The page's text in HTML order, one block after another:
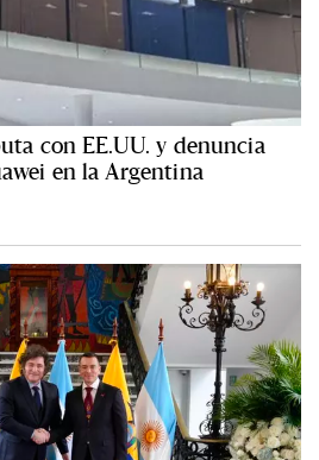
con EE.UU. y denuncia
en la Argentina